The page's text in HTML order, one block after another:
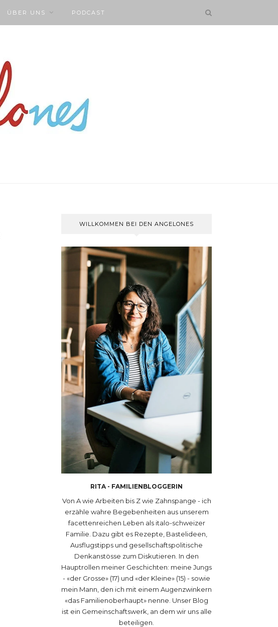
ÜBER UNS PODCAST
WILLKOMMEN BEI DEN ANGELONES
RITA - FAMILIENBLOGGERIN
Von A wie Arbeiten bis Z wie Zahnspange - ich
erzähle wahre Begebenheiten aus unserem
facettenreichen Leben als italo-schweizer
Familie. Dazu gibt es Rezepte, Bastelideen,
Ausflugstipps und gesellschaftspolitische
Denkanstösse zum Diskutieren. In den
Hauptrollen meiner Geschichten: meine Jungs
- «der Grosse» (17) und «der Kleine» (15) - sowie
mein Mann, den ich mit einem Augenzwinkern
«das Familienoberhaupt» nenne. Unser Blog
ist ein Gemeinschaftswerk, an dem wir uns alle
beteiligen.